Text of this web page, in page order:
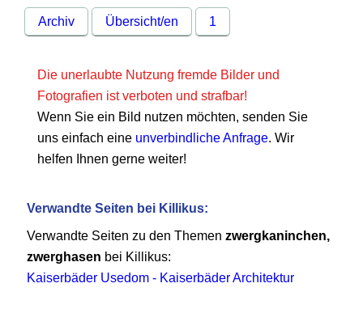
Archiv Übersicht/en 1
Die unerlaubte Nutzung fremde Bilder und
Fotografien ist verboten und strafbar!
Wenn Sie ein Bild nutzen möchten, senden Sie
uns einfach eine unverbindliche Anfrage. Wir
helfen Ihnen gerne weiter!
Verwandte Seiten bei Killikus:
Verwandte Seiten zu den Themenzwergkaninchen,
zwerghasen bei Killikus:
Kaiserbäder Usedom - Kaiserbäder Architektur